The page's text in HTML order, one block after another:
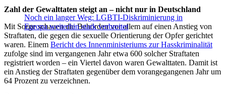
Noch ein langer Weg: LGBTI-Diskriminierung in
Europa weiterhin stark verbreitet
Zahl der Gewalttaten steigt an – nicht nur in Deutschland
Mit Sorge schauen die Behörden vor allem auf einen Anstieg von
Straftaten, die gegen die sexuelle Orientierung der Opfer gerichtet
waren. Einem Bericht des Innenministeriums zur Hasskriminalität
zufolge sind im vergangenen Jahr etwa 600 solcher Straftaten
registriert worden – ein Viertel davon waren Gewalttaten. Damit ist
ein Anstieg der Straftaten gegenüber dem vorangegangenen Jahr um
64 Prozent zu verzeichnen.